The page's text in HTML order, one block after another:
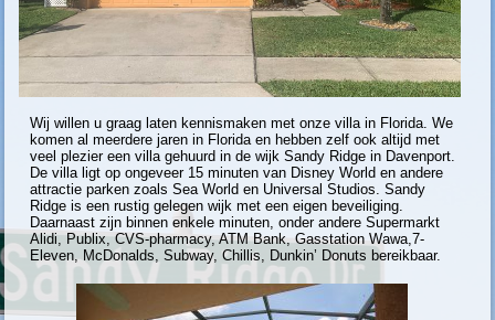
Wij willen u graag laten kennismaken met onze villa in Florida. We
komen al meerdere jaren in Florida en hebben zelf ook altijd met
veel plezier een villa gehuurd in de wijk Sandy Ridge in Davenport.
De villa ligt op ongeveer 15 minuten van Disney World en andere
attractie parken zoals Sea World en Universal Studios. Sandy
Ridge is een rustig gelegen wijk met een eigen beveiliging.
Daarnaast zijn binnen enkele minuten, onder andere Supermarkt
Alidi, Publix, CVS-pharmacy, ATM Bank, Gasstation Wawa,7-
Eleven, McDonalds, Subway, Chillis, Dunkin’ Donuts bereikbaar.